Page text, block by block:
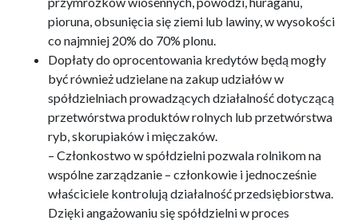
pioruna, obsunięcia się ziemi lub lawiny, w wysokości
co najmniej 20% do 70% plonu.
Dopłaty do oprocentowania kredytów będą mogły
być również udzielane na zakup udziałów w
spółdzielniach prowadzących działalność dotyczącą
przetwórstwa produktów rolnych lub przetwórstwa
ryb, skorupiaków i mięczaków.
– Członkostwo w spółdzielni pozwala rolnikom na
wspólne zarządzanie – członkowie i jednocześnie
właściciele kontrolują działalność przedsiębiorstwa.
Dzięki angażowaniu się spółdzielni w proces